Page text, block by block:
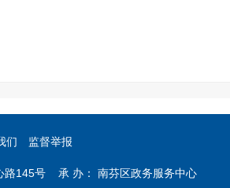
们 监督举报
路145号 承 办： 南芬区政务服务中心